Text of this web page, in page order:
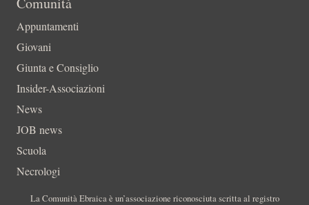
Appuntamenti
Giovani
Giunta e Consiglio
Insider-Associazioni
News
JOB news
Scuola
Necrologi
La Comunità Ebraica è un’associazione riconosciuta scritta al registro